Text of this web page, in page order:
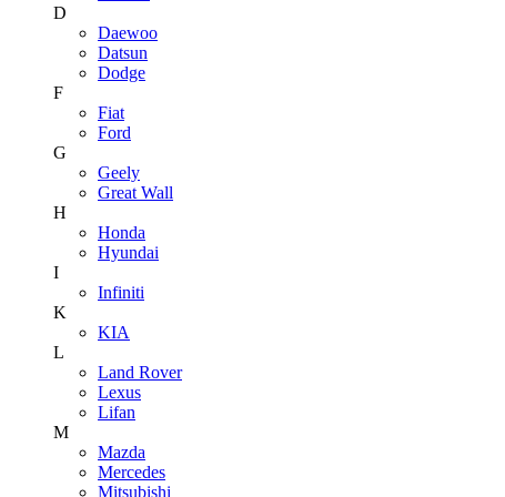
D
Daewoo
Datsun
Dodge
F
Fiat
Ford
G
Geely
Great Wall
H
Honda
Hyundai
I
Infiniti
K
KIA
L
Land Rover
Lexus
Lifan
M
Mazda
Mercedes
Mitsubishi